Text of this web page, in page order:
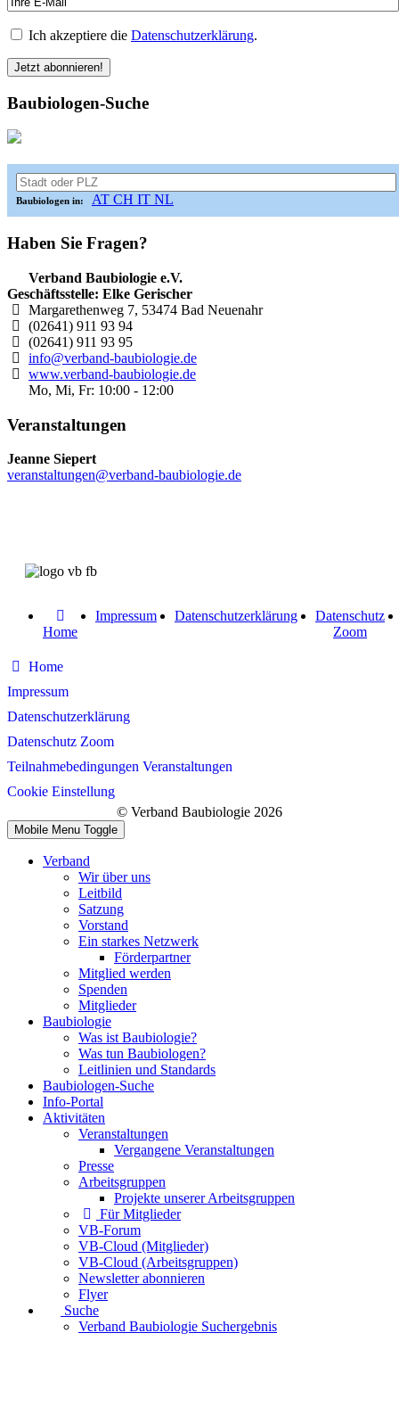
Ich akzeptiere die Datenschutzerklärung.
Baubiologen-Suche
Baubiologen in: AT CH IT NL
Haben Sie Fragen?
Verband Baubiologie e.V.
Geschäftsstelle: Elke Gerischer
Margarethenweg 7, 53474 Bad Neuenahr
(02641) 911 93 94
(02641) 911 93 95
info@verband-baubiologie.de
www.verband-baubiologie.de
Mo, Mi, Fr: 10:00 - 12:00
Veranstaltungen
Jeanne Siepert
veranstaltungen@verband-baubiologie.de
Home
Impressum Datenschutzerklärung
Datenschutz
Zoom
Home
Impressum
Datenschutzerklärung
Datenschutz Zoom
Teilnahmebedingungen Veranstaltungen
Cookie Einstellung
© Verband Baubiologie 2026
Mobile Menu Toggle
Verband
Wir über uns
Leitbild
Satzung
Vorstand
Ein starkes Netzwerk
Förderpartner
Mitglied werden
Spenden
Mitglieder
Baubiologie
Was ist Baubiologie?
Was tun Baubiologen?
Leitlinien und Standards
Baubiologen-Suche
Info-Portal
Aktivitäten
Veranstaltungen
Vergangene Veranstaltungen
Presse
Arbeitsgruppen
Projekte unserer Arbeitsgruppen
Für Mitglieder
VB-Forum
VB-Cloud (Mitglieder)
VB-Cloud (Arbeitsgruppen)
Newsletter abonnieren
Flyer
Suche
Verband Baubiologie Suchergebnis